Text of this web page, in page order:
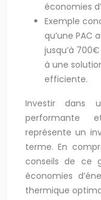
économies
Exemple
qu’une PAC
jusqu’à
à une
efficiente.
Investir dans
performante
représente un
terme. En
conseils de ce
économies
thermique